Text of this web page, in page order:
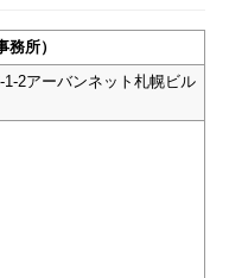
所）
2アーバンネット札幌ビル